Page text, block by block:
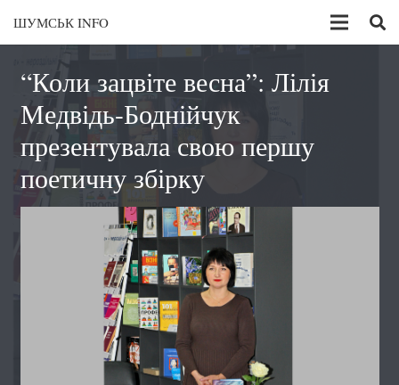
ШУМСЬК INFO
“Коли зацвіте весна”: Лілія
Медвідь-Боднійчук
презентувала свою першу
поетичну збірку